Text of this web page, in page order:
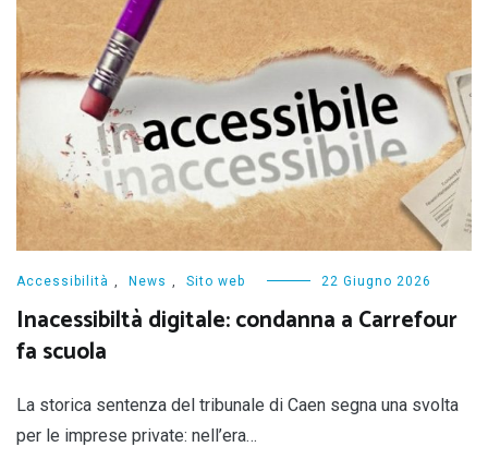
Accessibilità News Sito web 22 Giugno 2026
Inacessibiltà digitale: condanna a Carrefour
fa scuola
La storica sentenza del tribunale di Caen segna una svolta
per le imprese private: nell’era…